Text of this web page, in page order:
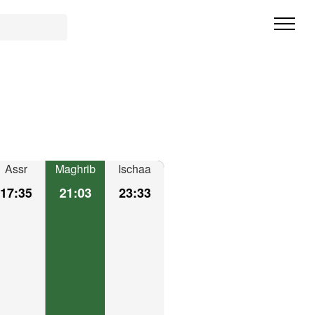
Assr
17:35
Maghrib
21:03
Ischaa
23:33